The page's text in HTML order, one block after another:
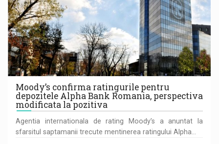
Moody’s confirma ratingurile pentru
depozitele Alpha Bank Romania, perspectiva
modificata la pozitiva
Agentia internationala de rating Moody’s a anuntat la
sfarsitul sapta­manii trecute mentinerea ratingului Alpha…